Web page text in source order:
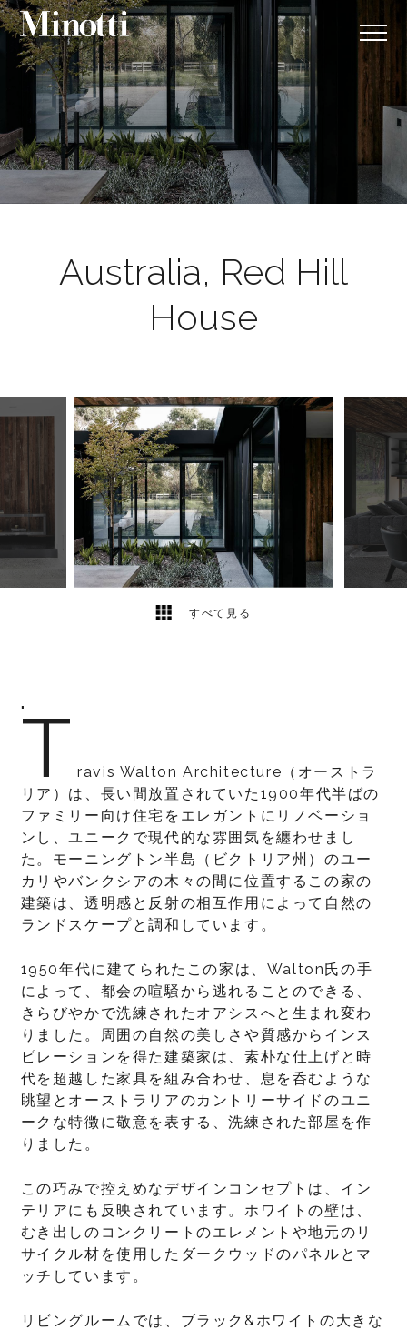
Australia, Red Hill
House
すべて見る
11
"T ravis Walton Architecture（オーストラ
リア）は、長い間放置されていた1900年代半ばの
ファミリー向け住宅をエレガントにリノベーショ
ンし、ユニークで現代的な雰囲気を纏わせまし
た。モーニングトン半島（ビクトリア州）のユー
カリやバンクシアの木々の間に位置するこの家の
建築は、透明感と反射の相互作用によって自然の
ランドスケープと調和しています。
1950年代に建てられたこの家は、Walton氏の手
によって、都会の喧騒から逃れることのできる、
きらびやかで洗練されたオアシスへと生まれ変わ
りました。周囲の自然の美しさや質感からインス
ピレーションを得た建築家は、素朴な仕上げと時
代を超越した家具を組み合わせ、息を呑むような
眺望とオーストラリアのカントリーサイドのユニ
ークな特徴に敬意を表する、洗練された部屋を作
りました。
この巧みで控えめなデザインコンセプトは、イン
テリアにも反映されています。ホワイトの壁は、
むき出しのコンクリートのエレメントや地元のリ
サイクル材を使用したダークウッドのパネルとマ
ッチしています。
リビングルームでは、ブラック&ホワイトの大きな